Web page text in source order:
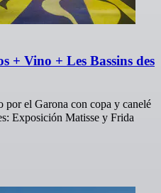
+ Vino + Les Bassins des
por el Garona con copa y canelé
Exposición Matisse y Frida